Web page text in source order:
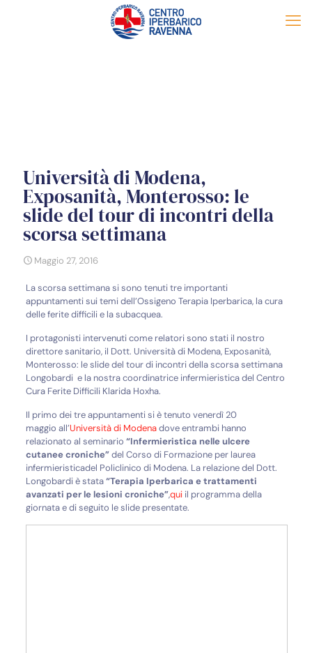
Università di Modena,
Exposanità, Monterosso: le
slide del tour di incontri della
scorsa settimana
Maggio 27, 2016
La scorsa settimana si sono tenuti tre importanti
appuntamenti sui temi dell’Ossigeno Terapia Iperbarica, la cura
delle ferite difficili e la subacquea.
I protagonisti intervenuti come relatori sono stati il nostro
direttore sanitario, il Dott. Università di Modena, Exposanità,
Monterosso: le slide del tour di incontri della scorsa settimana
Longobardi e la nostra coordinatrice infermieristica del Centro
Cura Ferite Difficili Klarida Hoxha.
Il primo dei tre appuntamenti si è tenuto venerdì 20
maggio all’Università di Modenadove entrambi hanno
relazionato al seminario “Infermieristica nelle ulcere
cutanee croniche”del Corso di Formazione per laurea
infermieristicadel Policlinico di Modena. La relazione del Dott.
Longobardi è stata“Terapia Iperbarica e trattamenti
avanzati per le lesioni croniche”,quiil programma della
giornata e di seguito le slide presentate.